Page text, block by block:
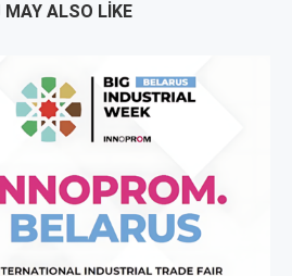
MAY ALSO LIKE